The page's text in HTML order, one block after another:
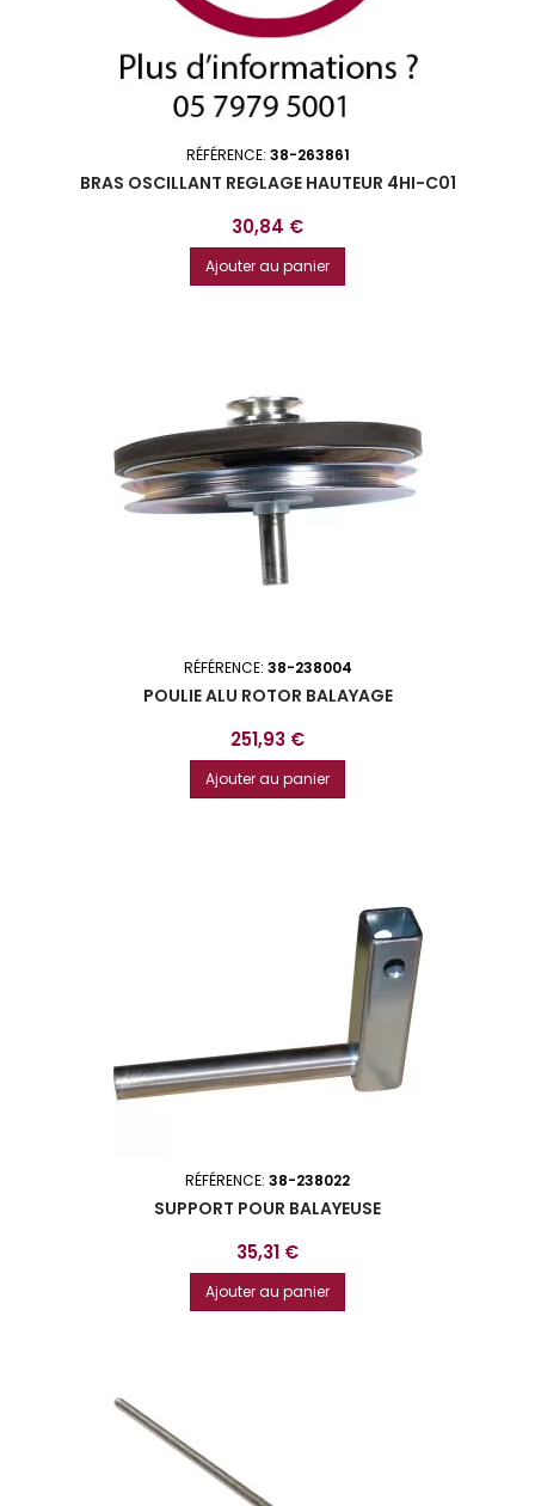
RÉFÉRENCE: 38-263861
BRAS OSCILLANT REGLAGE HAUTEUR 4HI-C01
Prix
30,84 €
Ajouter au panier
RÉFÉRENCE: 38-238004
POULIE ALU ROTOR BALAYAGE
Prix
251,93 €
Ajouter au panier
RÉFÉRENCE: 38-238022
SUPPORT POUR BALAYEUSE
Prix
35,31 €
Ajouter au panier